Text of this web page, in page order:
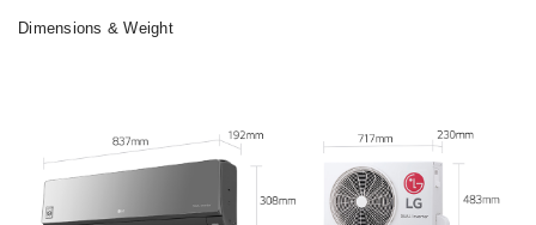
Dimensions & Weight